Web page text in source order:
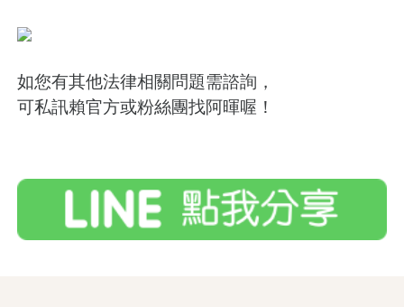
如您有其他法律相關問題需諮詢，
可私訊賴官方或粉絲團找阿暉喔！